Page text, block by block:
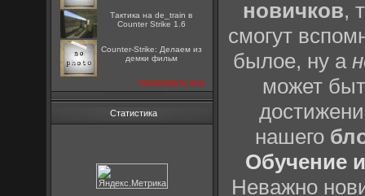
Тактика на de_train в
Counter Strike 1.6
Counter-Strike: Делаем из
демки фильм
посмотреть все
Статистика
новичков,
смогут
былое, ну а
может
нашего
Обучение
Неважно